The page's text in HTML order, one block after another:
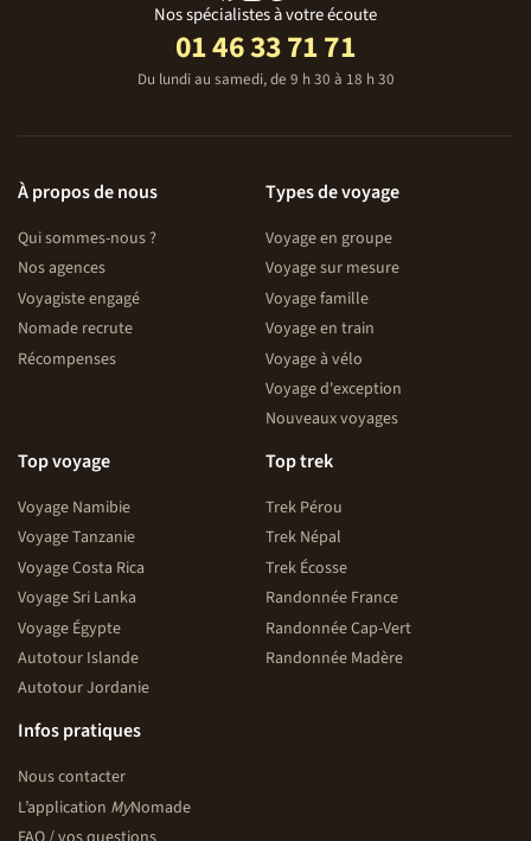
Nos spécialistes à votre écoute
01 46 33 71 71
Du lundi au samedi, de 9 h 30 à 18 h 30
À propos de nous
Qui sommes-nous ?
Nos agences
Voyagiste engagé
Nomade recrute
Récompenses
Types de voyage
Voyage en groupe
Voyage sur mesure
Voyage famille
Voyage en train
Voyage à vélo
Voyage d'exception
Nouveaux voyages
Top voyage
Voyage Namibie
Voyage Tanzanie
Voyage Costa Rica
Voyage Sri Lanka
Voyage Égypte
Autotour Islande
Autotour Jordanie
Top trek
Trek Pérou
Trek Népal
Trek Écosse
Randonnée France
Randonnée Cap-Vert
Randonnée Madère
Infos pratiques
Nous contacter
L’application MyNomade